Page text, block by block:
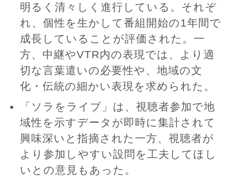
明るく清々しく進行している。それぞ
れ、個性を生かして番組開始の1年間で
成長していることが評価された。一
方、中継やVTR内の表現では、より適
切な言葉遣いの必要性や、地域の文
化・伝統の細かい表現を求められた。
「ソラをライブ」は、視聴者参加で地
域性を示すデータが即時に集計されて
興味深いと指摘された一方、視聴者が
より参加しやすい設問を工夫してほし
いとの意見もあった。